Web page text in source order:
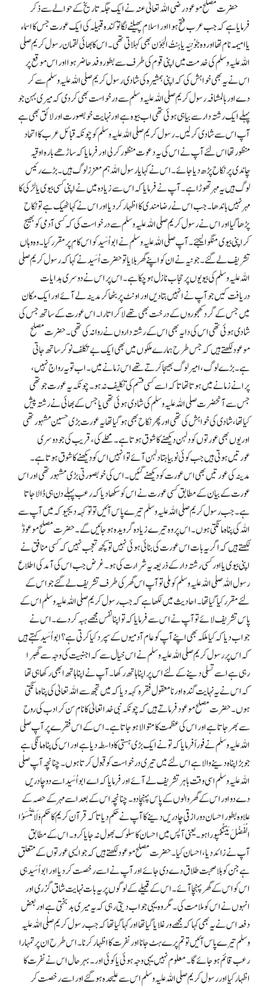
حضرت مصلح موعود رضی اللہ تعالیٰ عنہ نے ایک جگہ تاریخ کے حوالے سے ذکر
فرمایا ہے کہ جب عرب فتح ہوا اور اسلام پھیلنے لگا تو کندہ قبیلہ کی ایک عورت جس کا اسماء
یا امیمہ نام تھا اور وہ جَوْنِیَہ یا بِنتُ الجَوْن بھی کہلاتی تھی۔ اس کا بھائی لقمان رسول کریم صلی
اللہ علیہ وسلم کی خدمت میں اپنی قوم کی طرف سے بطور وفد حاضر ہوا اور اس موقع پر
اس نے یہ بھی خواہش کی کہ اپنی ہمشیرہ کی شادی رسول کریم صلی اللہ علیہ وسلم سے کر
دے اور بالمشافہ رسول کریم صلی اللہ علیہ وسلم سے درخواست بھی کر دی کہ میری بہن جو
پہلے ایک رشتہ دار سے بیاہی ہوئی تھی اب بیوہ ہے اور نہایت خوبصورت اور لائق بھی ہے
آپ اس سے شادی کر لیں۔ رسول کریم صلی اللہ علیہ وسلم کو چونکہ قبائل عرب کا اتحاد
منظور تھا اس لئے آپ نے اس کی یہ دعوت منظور کر لی اور فرمایا کہ ساڑھے بارہ اوقیہ
چاندی پر نکاح پڑھ دیا جائے۔ اس نے کہا یا رسول اللہ ہم معزز لوگ ہیں۔ بڑے رئیس
لوگ ہیں یہ مہر تھوڑا ہے۔ آپ نے فرمایا کہ اس سے زیادہ میں نے اپنی کسی بیوی یا لڑکی کا
مہر نہیں باندھا۔ جب اس نے رضامندی کا اظہار کر دیا اور اس نے کہا ٹھیک ہے تو نکاح
پڑھا گیا اور اس نے رسول کریم صلی اللہ علیہ وسلم سے درخواست کی کہ کسی آدمی کو بھیج
کر اپنی بیوی منگوا لیجئے۔ آپ صلی اللہ علیہ وسلم نے ابواُسَید کواس کام پر مقرر کیا۔ وہ وہاں
تشریف لے گئے۔ جونیہ نے ان کو اپنے گھر بلایا تو حضرت اُسَیدنے کہا کہ رسول کریم صلی
اللہ علیہ وسلم کی بیویوں پر حجاب نازل ہو چکا ہے۔ اس پر اس نے دوسری ہدایات
دریافت کیں جو آپ نے انہیں بتا دیں اور اونٹ پر بٹھا کر مدینہ لے آئے اور ایک مکان
میں جس کے گرد کھجوروں کے درخت بھی تھے لا کر اتارا۔ اس عورت کے ساتھ جس کی
شادی ہوئی تھی اس کی دایہ بھی اس کے رشتہ داروں نے روانہ کی تھی۔ حضرت مصلح
موعود لکھتے ہیں کہ جس طرح ہمارے ملکوں میں بھی ایک بے تکلف نوکر ساتھ جاتی
ہے۔ بڑے لوگ، امیر لوگ بھیجا کرتے تھے اس زمانے میں۔ اب تو یہ رواج نہیں،
پرانے زمانے میں ہوتا تھا تا کہ اسے کسی قسم کی تکلیف نہ ہو۔ چونکہ یہ عورت جو تھی
جس سے آنحضرت صلی اللہ علیہ وسلم کی شادی ہوئی تھی یا جس کے بھائی نے رشتہ پیش
کیا تھا، شادی کی خواہش کی تھی اور پھر نکاح بھی ہو گیا تھا یہ عورت بڑی حسین مشہور تھی
اور یوں بھی عورتوں کو دلہن دیکھنے کا شوق ہوتا ہے۔ محلے کی، قریب کی جو دوسری
عورتیں ہوتی ہیں جب کوئی نوبیاہتا دلہن آئے تو انہیں اس کو دیکھنے کا شوق ہوتا ہے۔
مدینہ کی عورتیں بھی اس عورت کو دیکھنے گئیں۔ اس کی خوبصورتی بڑی مشہور تھی اور اس
عورت کے بیان کے مطابق کسی عورت نے اس کو سکھا دیا کہ رعب پہلے دن ہی ڈالا جاتا
ہے۔ جب رسول کریم صلی اللہ علیہ وسلم تیرے پاس آئیں تو تو کہہ دیجیو کہ میں آپ سے
اللہ کی پناہ مانگتی ہوں۔ اس پر وہ تیرے زیادہ گرویدہ ہو جائیں گے۔ حضرت مصلح موعودؓ
لکھتے ہیں کہ اگر یہ بات اس عورت کی بنائی ہوئی نہیں تو کچھ تعجب نہیں کہ کسی منافق نے
اپنی بیوی یا اور کسی رشتہ دار کے ذریعہ یہ شرارت کی ہو۔ غرض جب اس کی آمد کی اطلاع
رسول اللہ صلی اللہ علیہ وسلم کو ملی تو آپ اس گھر کی طرف تشریف لے گئے جو اس کے
لئے مقرر کیا گیا تھا۔ احادیث میں لکھا ہے کہ جب رسول کریم صلی اللہ علیہ وسلم اس کے
پاس تشریف لائے تو آپ نے اس سے فرمایا کہ تو اپنا نفس مجھے ہبہ کر دے۔ اس نے
جواب دیا کہ کیا ملکہ بھی اپنے آپ کو عام آدمیوں کے سپرد کیا کرتی ہے؟ ابواُسَید کہتے ہیں
کہ اس پر رسول کریم صلی اللہ علیہ وسلم نے اس خیال سے کہ اجنبیت کی وجہ سے گھبرا
رہی ہے اسے تسلی دینے کے لئے اس پر اپنا ہاتھ رکھا۔ آپ نے اپنا ہاتھ ابھی رکھا ہی تھا
کہ اس نے یہ نہایت گندہ اور نامعقول فقرہ کہہ دیا کہ میں تجھ سے اللہ تعالیٰ کی پناہ مانگتی
ہوں۔ حضرت مصلح موعود فرماتے ہیں کہ چونکہ نبی خدا تعالیٰ کا نام سن کر ادب کی روح
سے بھر جاتا ہے اور اس کی عظمت کا متوالا ہو جاتا ہے۔ اس کے اس فقرے پر آپ صلی
اللہ علیہ وسلم نے فوراً فرمایا کہ تو نے ایک بڑی ہستی کا واسطہ دیا ہے اور اس کی پناہ مانگی ہے
جو بڑا پناہ دینے والا ہے اس لئے میں تیری درخواست کو قبول کرتا ہوں۔ چنانچہ آپ صلی
اللہ علیہ وسلم اسی وقت باہر تشریف لے آئے اور فرمایا کہ اے ابواُسَید اسے دو چادریں
دے دو اور اس کے گھر والوں کے پاس پہنچا دو۔ چنانچہ اس کے بعد اسے مہر کے حصہ کے
علاوہ بطور احسان دورازقی چادریں دینے کا آپ نے حکم دیا تا کہ قرآن کریم کا حکم وَلَا تَنْسَوُا
الْفَضْلَ بَیْنَکُمْپورا ہو۔ یعنی آپس میں احسان کا سلوک بھول نہ جایا کرو۔ اس کے مطابق
آپ نے زائد دیا، احسان کیا۔ حضرت مصلح موعود لکھتے ہیں کہ جو ایسی عورتوں کے متعلق
ہے جن کو بلا صحبت طلاق دے دی جائے اور آپ نے اسے رخصت کر دیا اور ابواُسَید ہی
اس کو اس کے گھر پہنچا آئے۔ اس کے قبیلے کے لوگوں پر یہ بات نہایت شاق گزری اور
انہوں نے اس کو ملامت کی۔ مگر وہ یہی جواب دیتی رہی کہ یہ میری بدبختی ہے اور بعض
دفعہ اس نے یہ بھی کہا کہ مجھے ورغلایا گیا تھا اور کہا گیا تھا کہ جب رسول کریم صلی اللہ علیہ
وسلم تیرے پاس آئیں تو تم پرے ہٹ جانا اور نفرت کا اظہار کرنا۔ اس طرح ان پر تمہارا
رعب قائم ہو جائے گا۔ معلوم نہیں یہی وجہ ہوئی یا کوئی اور۔ بہرحال اس نے نفرت کا
اظہار کیا اور رسول کریم صلی اللہ علیہ وسلم اس سے علیحدہ ہو گئے اور اسے رخصت کر